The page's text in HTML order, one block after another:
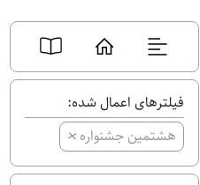
فیلترهای اعمال شده:
هشتمین جشنواره+